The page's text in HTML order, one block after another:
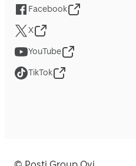
Facebook
X
YouTube
TikTok